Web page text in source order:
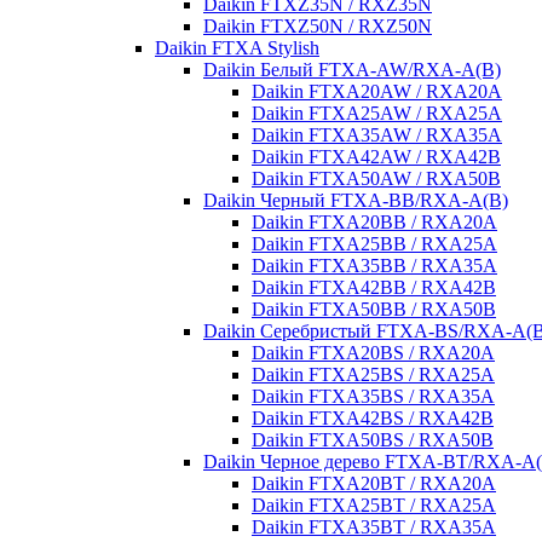
Daikin FTXZ35N / RXZ35N
Daikin FTXZ50N / RXZ50N
Daikin FTXA Stylish
Daikin Белый FTXA-AW/RXA-A(B)
Daikin FTXA20AW / RXA20A
Daikin FTXA25AW / RXA25A
Daikin FTXA35AW / RXA35A
Daikin FTXA42AW / RXA42B
Daikin FTXA50AW / RXA50B
Daikin Черный FTXA-BB/RXA-A(B)
Daikin FTXA20BB / RXA20A
Daikin FTXA25BB / RXA25A
Daikin FTXA35BB / RXA35A
Daikin FTXA42BB / RXA42B
Daikin FTXA50BB / RXA50B
Daikin Серебристый FTXA-BS/RXA-
Daikin FTXA20BS / RXA20A
Daikin FTXA25BS / RXA25A
Daikin FTXA35BS / RXA35A
Daikin FTXA42BS / RXA42B
Daikin FTXA50BS / RXA50B
Daikin Черное дерево FTXA-BT/RXA-
Daikin FTXA20BT / RXA20A
Daikin FTXA25BT / RXA25A
Daikin FTXA35BT / RXA35A